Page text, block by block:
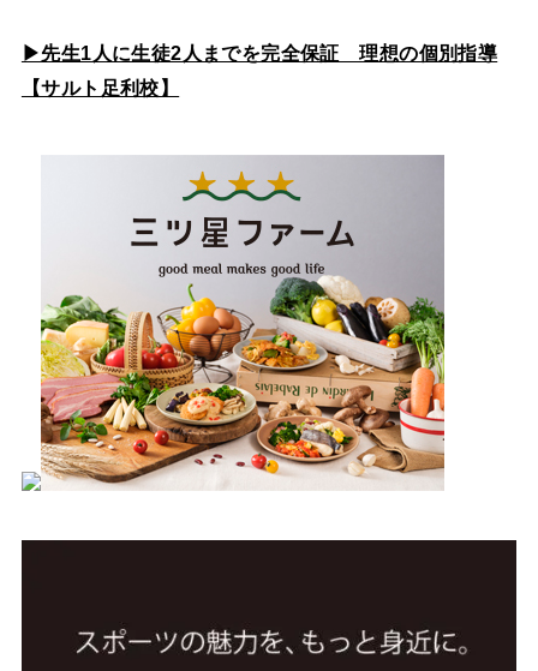
▶先生1人に生徒2人までを完全保証 理想の個別指導
【サルト足利校】